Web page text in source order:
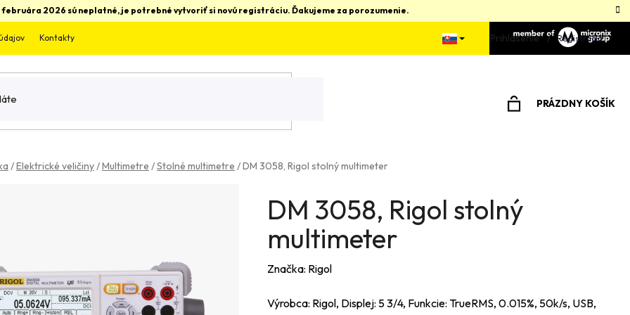
2026 sú neplatné, je potrebné vytvoriť si novú registráciu. Ďakujeme za porozumenie.
Kontakty Prihlásenie Registrácia
PRÁZDNY KOŠÍK
/Elektrické veličiny/Multimetre /Stolné multimetre /DM 3058, Rigol stolný multimeter
DM 3058, Rigol stolný
multimeter
Značka: Rigol
Výrobca: Rigol, Displej: 5 3/4, Funkcie: TrueRMS, 0.015%, 50k/s, USB,